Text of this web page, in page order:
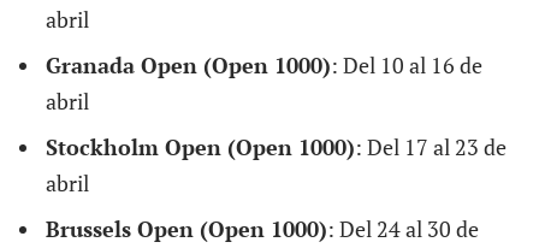
abril
Granada Open (Open 1000): Del 10 al 16 de
abril
Stockholm Open (Open 1000): Del 17 al 23 de
abril
Brussels Open (Open 1000): Del 24 al 30 de